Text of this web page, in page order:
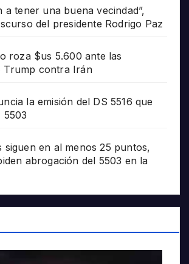
a tener una buena vecindad”,
del presidente Rodrigo Paz
roza $us 5.600 ante las
Trump contra Irán
la emisión del DS 5516 que
5503
siguen en al menos 25 puntos,
abrogación del 5503 en la